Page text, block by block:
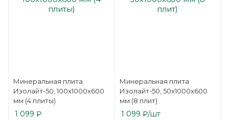
Минеральная плита
Изолайт-50, 100x1000x600
мм (4 плиты)
1 099 ₽
Минеральная плита
Изолайт-50, 50x1000x600
мм (8 плит)
1 099 ₽/шт